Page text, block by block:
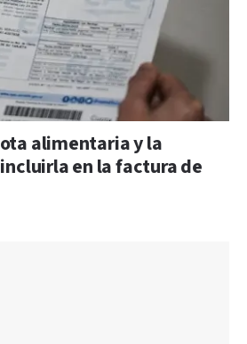
alimentaria y la
en la factura de